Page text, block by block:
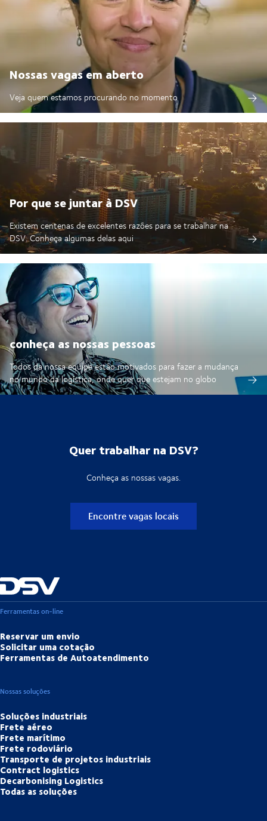
Nossas vagas em aberto
Veja quem estamos procurando no momento
Por que se juntar à DSV
Existem centenas de excelentes razões para se trabalhar na
DSV. Conheça algumas delas aqui
conheça as nossas pessoas
Todos da nossa equipe estão motivados para fazer a mudança
no mundo da logística, onde quer que estejam no globo
Quer trabalhar na DSV?
Conheça as nossas vagas.
Encontre vagas locais
Ferramentas on-line
Reservar um envio
Solicitar uma cotação
Ferramentas de Autoatendimento
Nossas soluções
Soluções industriais
Frete aéreo
Frete marítimo
Frete rodoviário
Transporte de projetos industriais
Contract logistics
Decarbonising Logistics
Todas as soluções